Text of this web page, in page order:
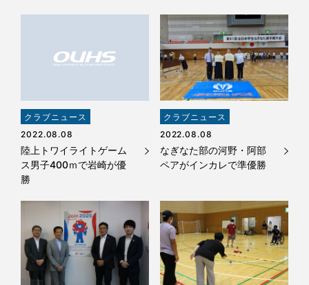
クラブニュース
2022.08.08
陸上トワイライトゲーム
ス男子400ｍで岩崎が優
勝
クラブニュース
2022.08.08
なぎなた部の河野・阿部
ペアがインカレで準優勝